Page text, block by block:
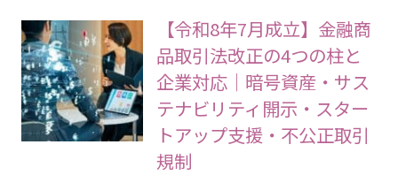
【令和8年7月成立】金融商
品取引法改正の4つの柱と
企業対応｜暗号資産・サス
テナビリティ開示・スター
トアップ支援・不公正取引
規制